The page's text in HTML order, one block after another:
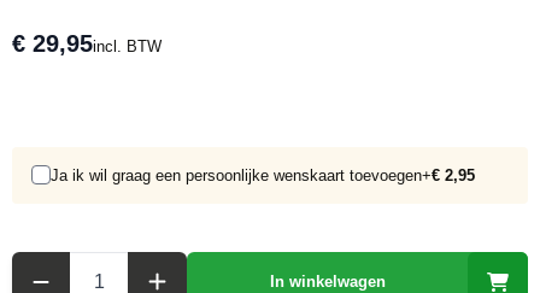
€ 29,95incl. BTW
Ja ik wil graag een persoonlijke wenskaart toevoegen+€ 2,95
In winkelwagen